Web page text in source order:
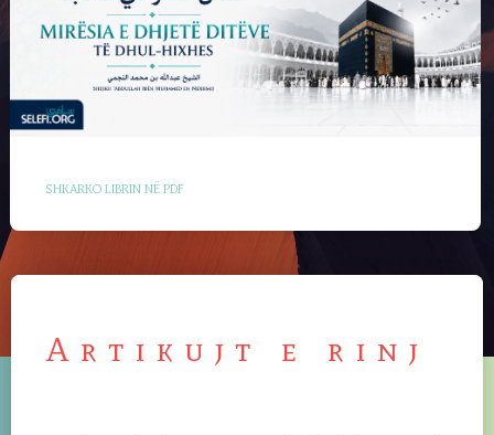
SHKARKO LIBRIN NË PDF
Artikujt e rinj